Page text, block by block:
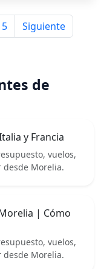
5 Siguiente
de
y Francia
vuelos,
desde Morelia.
| Cómo
vuelos,
desde Morelia.